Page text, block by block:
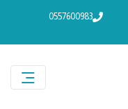
0557600983